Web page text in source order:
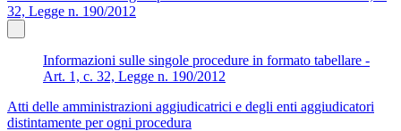
32, Legge n. 190/2012
Informazioni sulle singole procedure in formato tabellare -
Art. 1, c. 32, Legge n. 190/2012
Atti delle amministrazioni aggiudicatrici e degli enti aggiudicatori
distintamente per ogni procedura